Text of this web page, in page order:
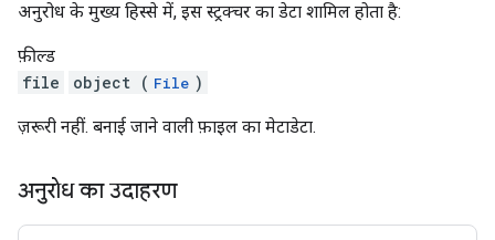
अनुरोध के मुख्य हिस्से में, इस स्ट्रक्चर का डेटा शामिल होता है:
फ़ील्ड
file
object ( File )
ज़रूरी नहीं. बनाई जाने वाली फ़ाइल का मेटाडेटा.
अनुरोध का उदाहरण